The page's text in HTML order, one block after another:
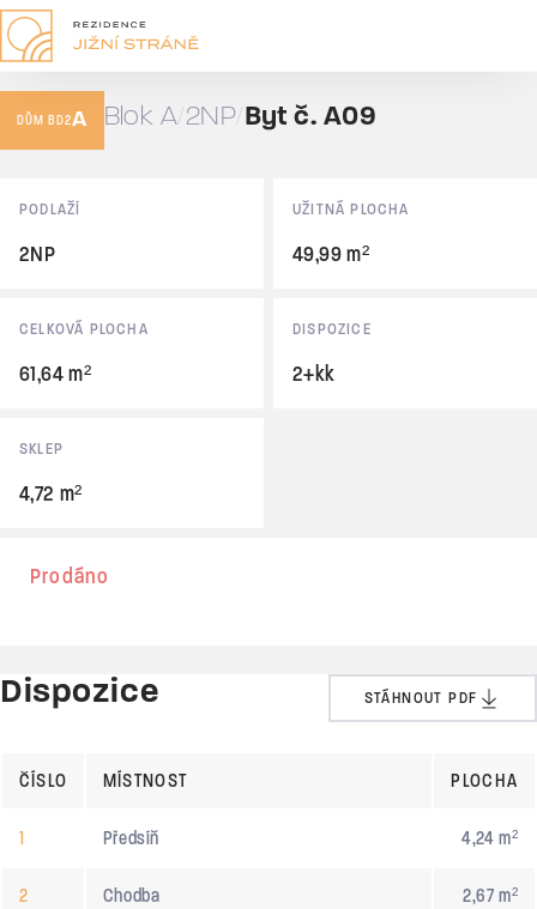
DŮM BD2A Blok A 2NP Byt č. A09
Základní údaje
PODLAŽÍ
2NP
UŽITNÁ PLOCHA
49,99 m²
CELKOVÁ PLOCHA
61,64 m²
DISPOZICE
2+kk
SKLEP
4,72 m²
Prodáno
Dispozice STÁHNOUT PDF
ČÍSLO MÍSTNOST PLOCHA
1 Předsíň 4,24 m²
2 Chodba 2,67 m²
A09
61,64 m²
Prodáno